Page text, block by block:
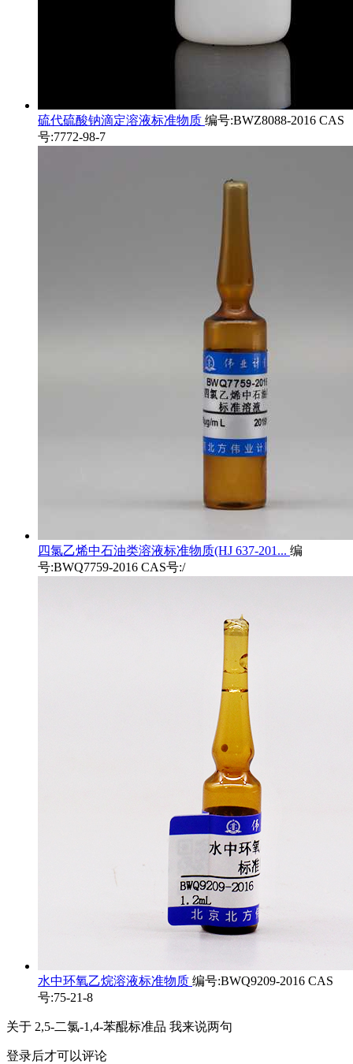
硫代硫酸钠滴定溶液标准物质 编号:BWZ8088-2016 CAS
号:7772-98-7
四氯乙烯中石油类溶液标准物质(HJ 637-201... 编
号:BWQ7759-2016 CAS号:/
水中环氧乙烷溶液标准物质 编号:BWQ9209-2016 CAS
号:75-21-8
关于 2,5-二氯-1,4-苯醌标准品 我来说两句
登录后才可以评论